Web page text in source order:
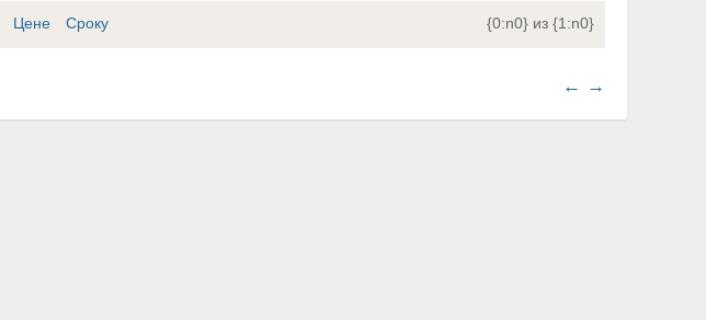
{0:n0} из {1:n0}
Цене Сроку
← →